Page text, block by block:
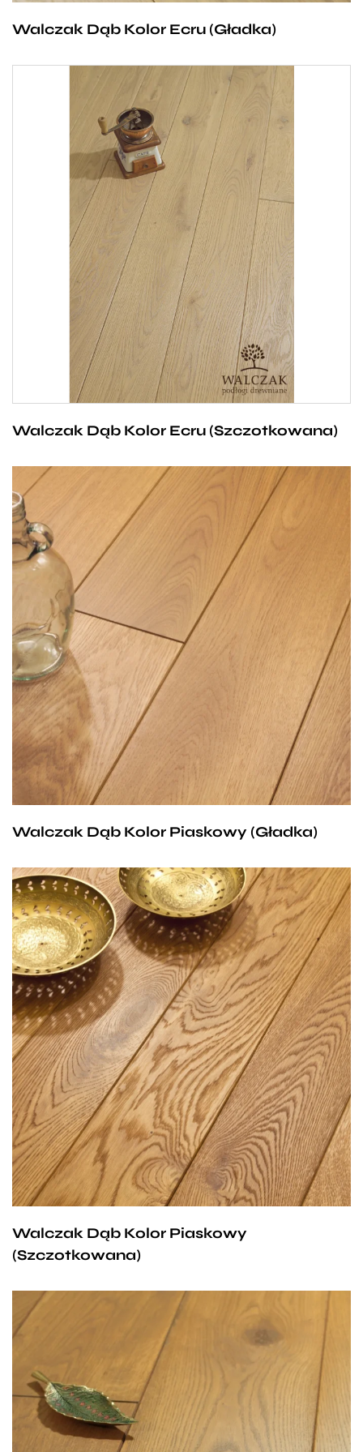
być przełamana mocnym akcentem w postaci
nietuzinkowych mebli.
Walczak Dąb Kolor Ecru (Gładka)
Jasna, dębowa deska w kolorze niebielonego
jedwabiu, której bardzo jasny beżowy odcień
pięknie prezentuje się zarówno w dużych, jak
i małych pomieszczeniach, które optycznie
powiększa. To podłoga miła dla oka, która nie drażni
nas swoją nachalnością i stanowi idealne tło
dla rozlicznych wariacji stylistycznych. Wprowadza
do wnętrza harmonię i spokój, a żeby uniknąć
monotonii, może być przełamana mocnym
akcentem w postaci nietuzinkowych mebli.
Walczak Dąb Kolor Ecru (Szczotkowana)
Podłoga, która zachwyci każdego. Deskę dębową
Walczak w kolorze Piaskowym charakteryzuje
uniwersalny, brązowy odcień z elementami beżu,
dzięki którym nabiera stonowanej, pasującej do
różnorakich stylizacji barwy. Nasz dom zyskuje
wyjątkowo eleganckiego charakteru, a
w zestawieniu z solidnymi, ciemnymi meblami
osiągamy efekt tradycyjnego wnętrza przełamanego
odrobiną nowoczesności.
Walczak Dąb Kolor Piaskowy (Gładka)
Podłoga, która zachwyci każdego. Deskę dębową
Walczak w kolorze Piaskowym charakteryzuje
uniwersalny, brązowy odcień z elementami beżu,
dzięki którym nabiera stonowanej, pasującej do
różnorakich stylizacji barwy. Nasz dom zyskuje
wyjątkowo eleganckiego charakteru, a
w zestawieniu z solidnymi, ciemnymi meblami
osiągamy efekt tradycyjnego wnętrza przełamanego
odrobiną nowoczesności.
Walczak Dąb Kolor Piaskowy
(Szczotkowana)
Wyjątkowy odcień dębowej deski Walczak to